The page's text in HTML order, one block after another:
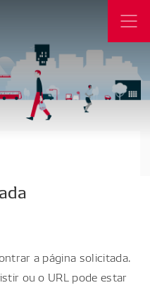
a página solicitada.
ou o URL pode estar